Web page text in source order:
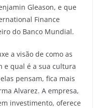
Gleason, e que
Finance
do Banco Mundial.
a visão de como as
e qual é a sua cultura
pensam, fica mais
Alvarez. A empresa,
investimento, oferece